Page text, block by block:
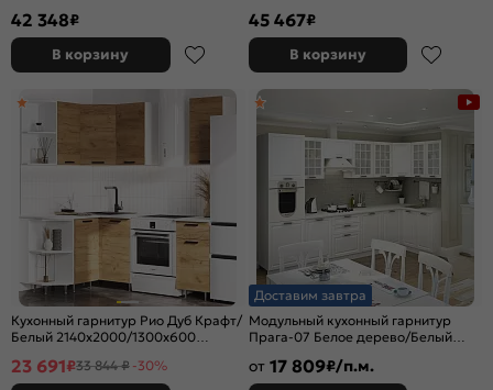
42 348₽
В корзину
45 467₽
В корзину
Кухонный гарнитур Рио Дуб Крафт/
Белый 2140x2000/1300x600
23 691₽33 844 ₽ -30%
Доставим завтра
Модульный кухонный гарнитур
Прага-07 Белое дерево/Белый
от 17 809₽/п.м.